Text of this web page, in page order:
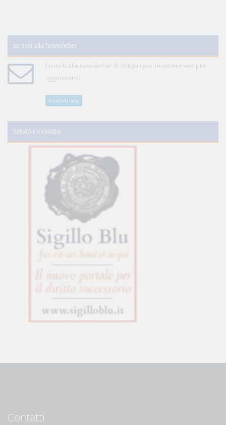
Iscriviti alla Newsletter
Iscriviti alla newsletter di WikiJus per rimanere sempre
aggiornato!
Iscriviti ora
Servizi innovativi
Contatti